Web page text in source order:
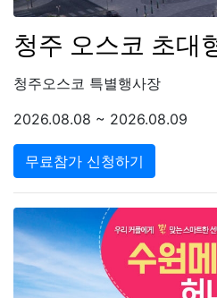
청주 오스코 초대
청주오스코 특별행사장
2026.08.08 ~ 2026.08.09
무료참가 신청하기